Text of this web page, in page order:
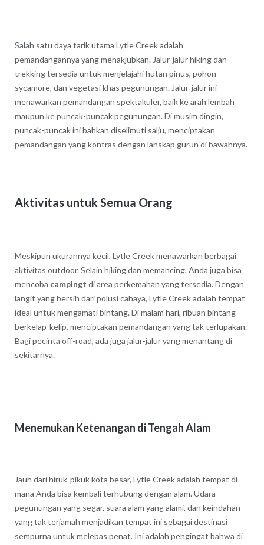
Salah satu daya tarik utama Lytle Creek adalah
pemandangannya yang menakjubkan. Jalur-jalur hiking dan
trekking tersedia untuk menjelajahi hutan pinus, pohon
sycamore, dan vegetasi khas pegunungan. Jalur-jalur ini
menawarkan pemandangan spektakuler, baik ke arah lembah
maupun ke puncak-puncak pegunungan. Di musim dingin,
puncak-puncak ini bahkan diselimuti salju, menciptakan
pemandangan yang kontras dengan lanskap gurun di bawahnya.
Aktivitas untuk Semua Orang
Meskipun ukurannya kecil, Lytle Creek menawarkan berbagai
aktivitas outdoor. Selain hiking dan memancing, Anda juga bisa
mencoba campingt di area perkemahan yang tersedia. Dengan
langit yang bersih dari polusi cahaya, Lytle Creek adalah tempat
ideal untuk mengamati bintang. Di malam hari, ribuan bintang
berkelap-kelip, menciptakan pemandangan yang tak terlupakan.
Bagi pecinta off-road, ada juga jalur-jalur yang menantang di
sekitarnya.
Menemukan Ketenangan di Tengah Alam
Jauh dari hiruk-pikuk kota besar, Lytle Creek adalah tempat di
mana Anda bisa kembali terhubung dengan alam. Udara
pegunungan yang segar, suara alam yang alami, dan keindahan
yang tak terjamah menjadikan tempat ini sebagai destinasi
sempurna untuk melepas penat. Ini adalah pengingat bahwa di